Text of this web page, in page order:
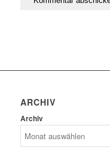
ARCHIV
Archiv